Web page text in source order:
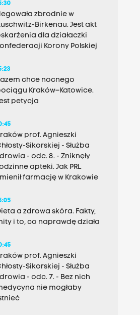
zbrodnie w
Birkenau. Jest akt
dla działaczki
Korony Polskiej
chce nocnego
Kraków–Katowice.
petycja
prof. Agnieszki
Sikorskiej - Służba
- odc. 8. - Zniknęły
apteki. Jak PRL
farmację w Krakowie
a zdrowa skóra. Fakty,
i to, co naprawdę działa
prof. Agnieszki
Sikorskiej - Służba
- odc. 7. - Bez nich
nie mogłaby